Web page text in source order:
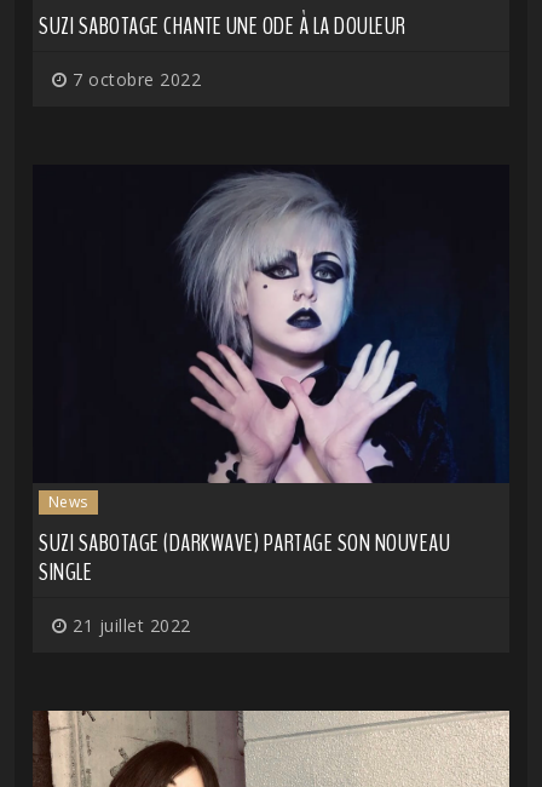
SUZI SABOTAGE CHANTE UNE ODE À LA DOULEUR
7 octobre 2022
News
SUZI SABOTAGE (DARKWAVE) PARTAGE SON NOUVEAU
SINGLE
21 juillet 2022